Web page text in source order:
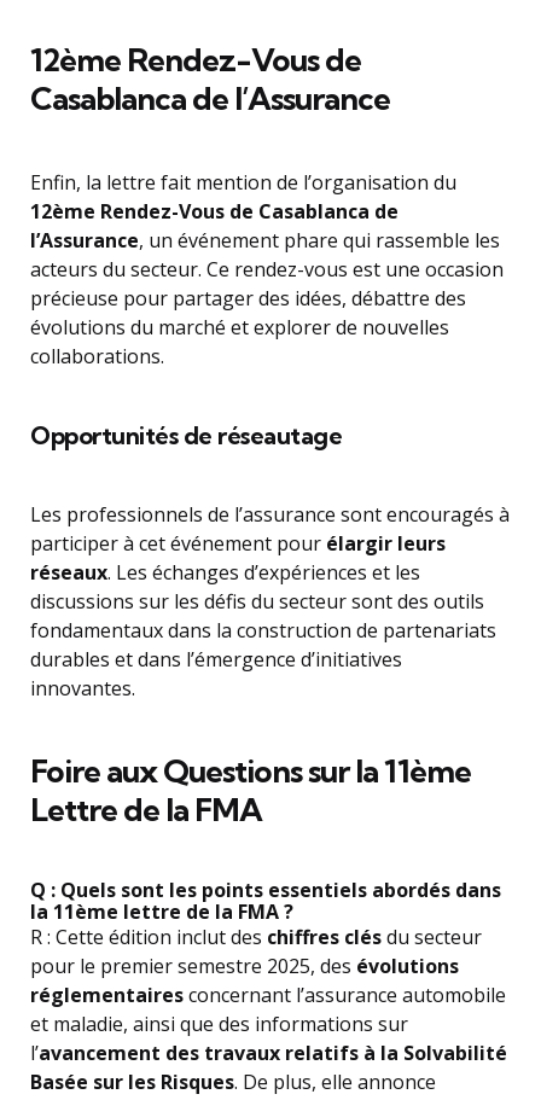
12ème Rendez-Vous de
Casablanca de l’Assurance
Enfin, la lettre fait mention de l’organisation du
12ème Rendez-Vous de Casablanca de
l’Assurance, un événement phare qui rassemble les
acteurs du secteur. Ce rendez-vous est une occasion
précieuse pour partager des idées, débattre des
évolutions du marché et explorer de nouvelles
collaborations.
Opportunités de réseautage
Les professionnels de l’assurance sont encouragés à
participer à cet événement pour élargir leurs
réseaux. Les échanges d’expériences et les
discussions sur les défis du secteur sont des outils
fondamentaux dans la construction de partenariats
durables et dans l’émergence d’initiatives
innovantes.
Foire aux Questions sur la 11ème
Lettre de la FMA
Q : Quels sont les points essentiels abordés dans
la 11ème lettre de la FMA ?
R : Cette édition inclut des chiffres clésdu secteur
pour le premier semestre 2025, des évolutions
réglementairesconcernant l’assurance automobile
et maladie, ainsi que des informations sur
l’avancement des travaux relatifs à la Solvabilité
Basée sur les Risques. De plus, elle annonce